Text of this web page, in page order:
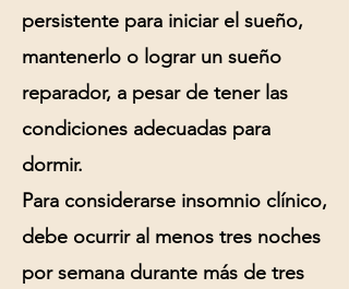
persistente para iniciar el sueño,
mantenerlo o lograr un sueño
reparador, a pesar de tener las
condiciones adecuadas para
dormir.
Para considerarse insomnio clínico,
debe ocurrir al menos tres noches
por semana durante más de tres